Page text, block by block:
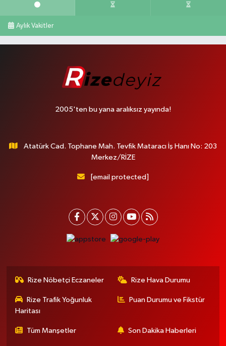
Aylık Vakitler
2005'ten bu yana aralıksız yayında!
Atatürk Cad. Tophane Mah. Tevfik Mataracı İş Hanı No: 203
Merkez/RİZE
[email protected]
Rize Nöbetçi Eczaneler Rize Hava Durumu
Rize Trafik Yoğunluk
Haritası
Puan Durumu ve Fikstür
Tüm Manşetler Son Dakika Haberleri